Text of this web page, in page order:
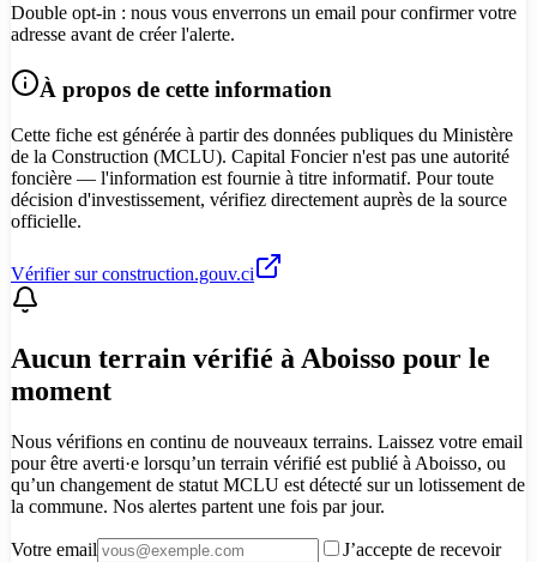
Double opt-in : nous vous enverrons un email pour confirmer votre
adresse avant de créer l'alerte.
À propos de cette information
Cette fiche est générée à partir des données publiques du Ministère
de la Construction (MCLU). Capital Foncier n'est pas une autorité
foncière — l'information est fournie à titre informatif. Pour toute
décision d'investissement, vérifiez directement auprès de la source
officielle.
Vérifier sur construction.gouv.ci
Aucun terrain vérifié à Aboisso pour le
moment
Nous vérifions en continu de nouveaux terrains. Laissez votre email
pour être averti·e lorsqu’un terrain vérifié est publié à Aboisso, ou
qu’un changement de statut MCLU est détecté sur un lotissement de
la commune. Nos alertes partent une fois par jour.
Votre email
J’accepte de recevoir